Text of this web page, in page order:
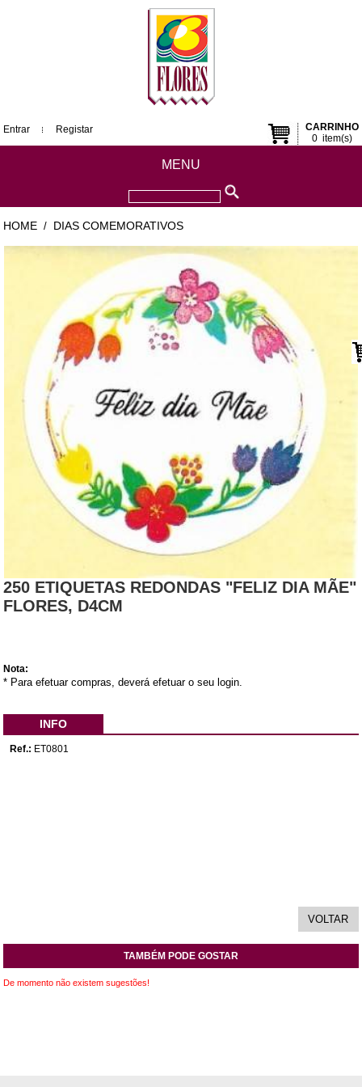
CARRINHO
0item(s)
Entrar Registar
MENU
HOME / DIAS COMEMORATIVOS
250 ETIQUETAS REDONDAS "FELIZ DIA MÃE"
FLORES, D4CM
Nota:
* Para efetuar compras, deverá efetuar o seu login.
INFO
Ref.: ET0801
TAMBÉM PODE GOSTAR
De momento não existem sugestões!